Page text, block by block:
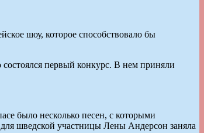
шоу, которое способствовало бы
первый конкурс. В нем приняли
было несколько песен, с которыми
шведской участницы Лены Андерсон заняла